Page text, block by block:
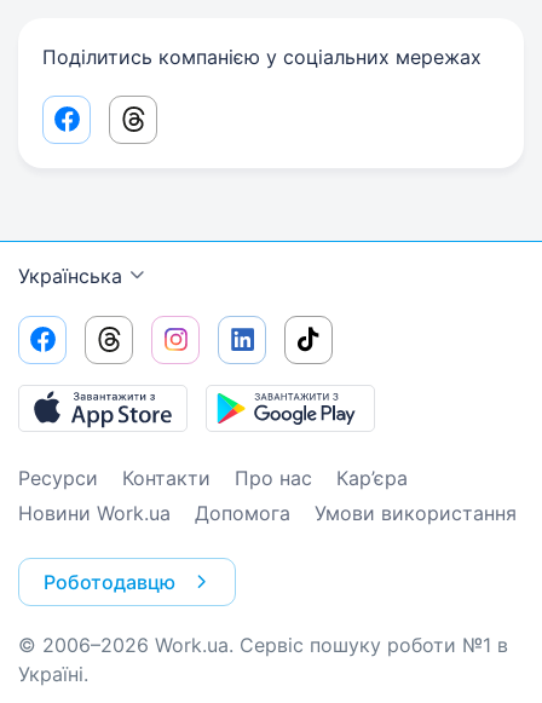
Поділитись компанією у соціальних мережах
Facebook share link
Threads share link
Українська
Ресурси Контакти Про нас
Кар’єра
Новини Work.ua
Допомога Умови використання
Роботодавцю
© 2006–2026 Work.ua. Сервіс пошуку роботи №1 в
Україні.